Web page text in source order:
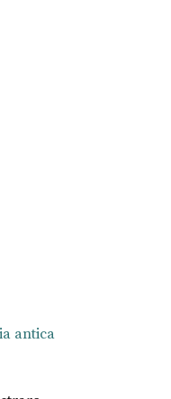
antica